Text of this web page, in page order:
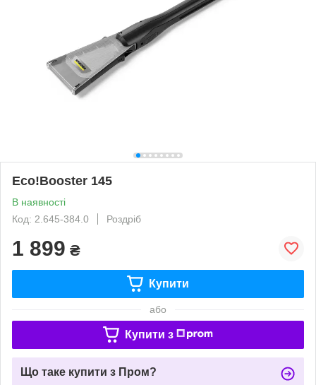
Eco!Booster 145
В наявності
Код: 2.645-384.0
Роздріб
1 899 ₴
Купити
або
Купити з
Що таке купити з Пром?